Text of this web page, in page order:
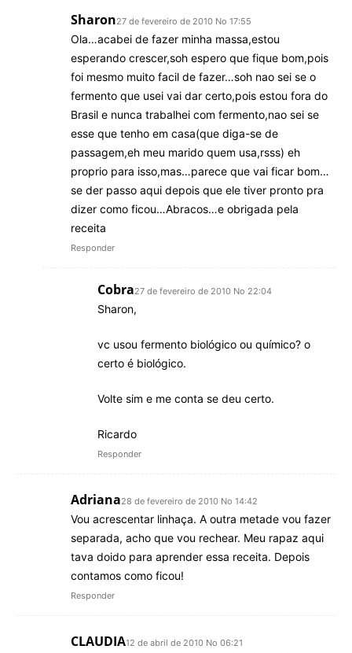
Sharon27 de fevereiro de 2010 No 17:55
Ola…acabei de fazer minha massa,estou
esperando crescer,soh espero que fique bom,pois
foi mesmo muito facil de fazer…soh nao sei se o
fermento que usei vai dar certo,pois estou fora do
Brasil e nunca trabalhei com fermento,nao sei se
esse que tenho em casa(que diga-se de
passagem,eh meu marido quem usa,rsss) eh
proprio para isso,mas…parece que vai ficar bom…
se der passo aqui depois que ele tiver pronto pra
dizer como ficou…Abracos…e obrigada pela
receita
Responder
Cobra27 de fevereiro de 2010 No 22:04
Sharon,
vc usou fermento biológico ou químico? o
certo é biológico.
Volte sim e me conta se deu certo.
Ricardo
Responder
Adriana28 de fevereiro de 2010 No 14:42
Vou acrescentar linhaça. A outra metade vou fazer
separada, acho que vou rechear. Meu rapaz aqui
tava doido para aprender essa receita. Depois
contamos como ficou!
Responder
CLAUDIA12 de abril de 2010 No 06:21